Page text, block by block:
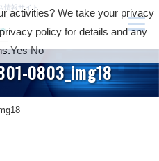
情報サイト
0803_img18
activities? We take your privacy
policy for details and any
Yes No